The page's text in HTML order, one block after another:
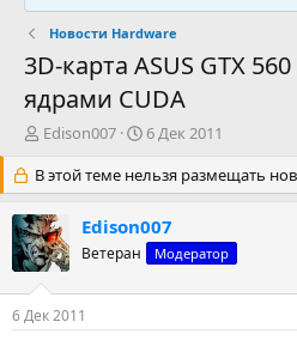
Новости Hardware
3D-карта ASUS GTX
ядрами CUDA
А
т
о
р
т
е
м
Edison007
Д
т
а
н
а
ч
а
6 Дек 2011
В этой теме нельзя размещать
Edison007
Ветеран Модератор
6 Дек 2011